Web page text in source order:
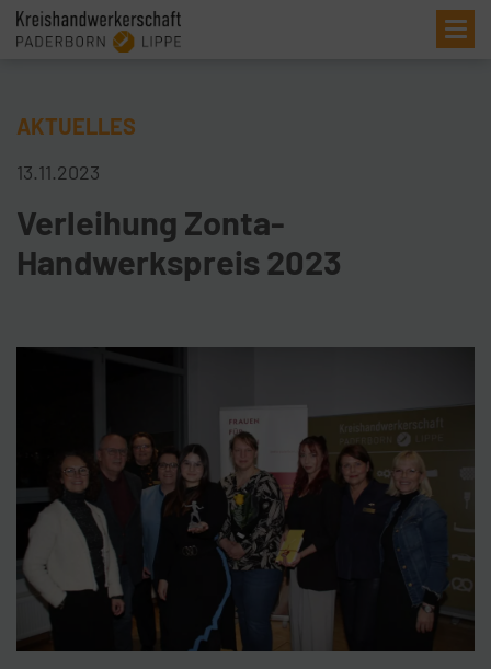
AKTUELLES
13.11.2023
Verleihung Zonta-
Handwerkspreis 2023